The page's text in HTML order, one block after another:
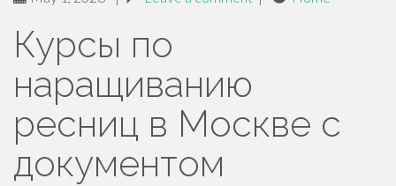
Курсы по
наращиванию
ресниц в Москве с
документом